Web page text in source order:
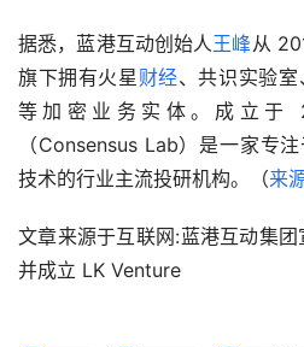
据悉，蓝港互动创始人王峰从
旗下拥有火星 财经、共识实验室
等加密业务实体。成立于
（Consensus Lab）是一家专
技术的行业主流投研机构。（来
文章来源于互联网:蓝港互动集
并成立 LK Venture